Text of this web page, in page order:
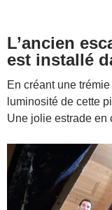
L’ancien
est installé
En créant une
luminosité de cette
Une jolie estrade en